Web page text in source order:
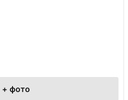
+ фото